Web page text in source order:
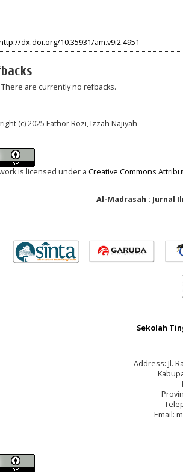
dx.doi.org/10.35931/am.v9i2.4951
There are currently no refbacks.
(c) 2025 Fathor Rozi, Izzah Najiyah
is licensed under a Creative Commons
Al-Madrasah : Jurnal
Sekolah
Address: Jl.
Email: